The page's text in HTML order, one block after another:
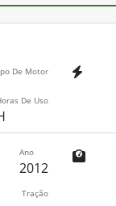
De Motor
De Uso
Ano
2012
Tração